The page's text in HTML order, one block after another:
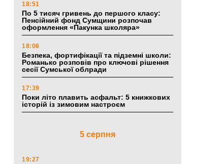
18:51
По 5 тисяч гривень до першого класу:
Пенсійний фонд Сумщини розпочав
оформлення «Пакунка школяра»
18:06
Безпека, фортифікації та підземні школи:
Романько розповів про ключові рішення
сесії Сумської облради
17:39
Поки літо плавить асфальт: 5 книжкових
історій із зимовим настроєм
5 серпня
19:27